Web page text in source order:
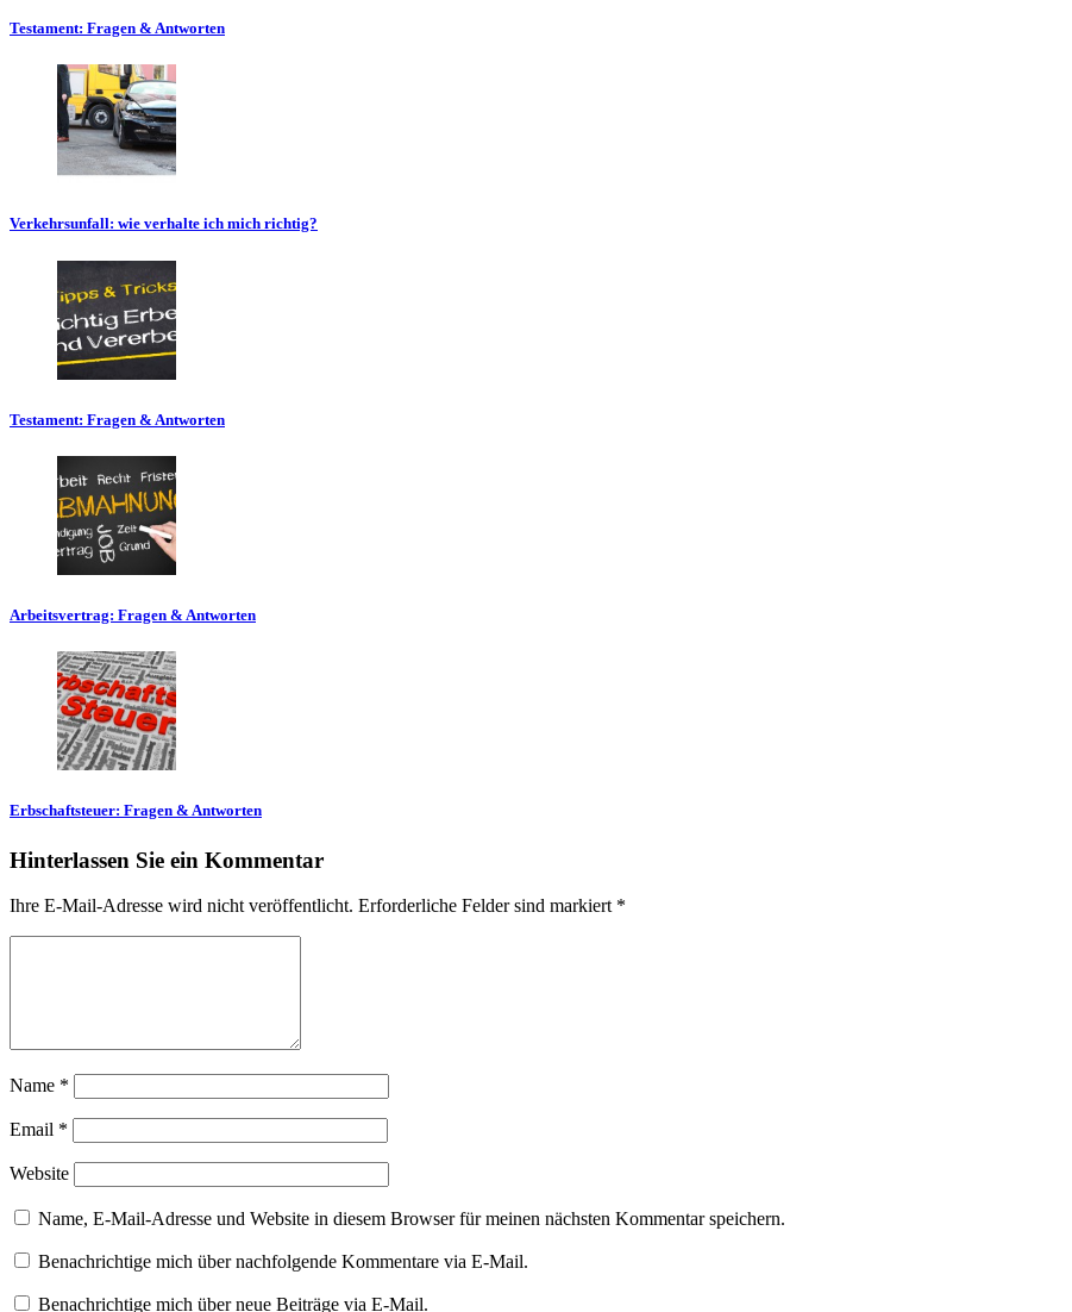
Testament: Fragen & Antworten
Verkehrsunfall: wie verhalte ich mich richtig?
Testament: Fragen & Antworten
Arbeitsvertrag: Fragen & Antworten
Erbschaftsteuer: Fragen & Antworten
Hinterlassen Sie ein Kommentar
Ihre E-Mail-Adresse wird nicht veröffentlicht. Erforderliche Felder sind markiert *
Name *
Email *
Website
Name, E-Mail-Adresse und Website in diesem Browser für meinen nächsten Kommentar speichern.
Benachrichtige mich über nachfolgende Kommentare via E-Mail.
Benachrichtige mich über neue Beiträge via E-Mail.